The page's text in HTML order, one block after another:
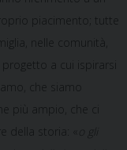
piacimento; tutte
nelle comunità,
a cui ispirarsi
che siamo
più ampio, che ci
della storia: «